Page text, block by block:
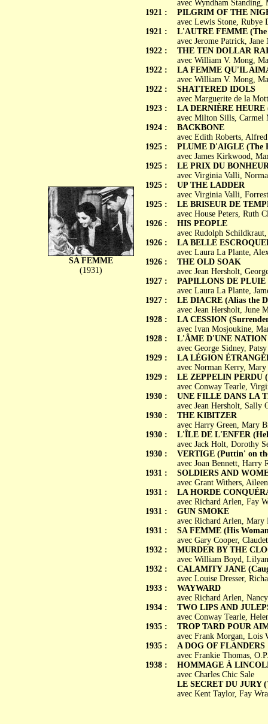
SA FEMME
(1931)
1921 :
1921 :
1922 :
1922 :
1922 :
1923 :
1924 :
1925 :
1925 :
1925 :
1925 :
1926 :
1926 :
1926 :
1927 :
1927 :
1928 :
1928 :
1929 :
1929 :
1930 :
1930 :
1930 :
1930 :
1931 :
1931 :
1931 :
1931 :
1932 :
1932 :
1933 :
1934 :
1935 :
1935 :
1938 :
avec Wyndham
PILGRIM OF THE
avec Lewis Stone,
L'AUTRE FEMME
avec Jerome Patrick,
THE TEN DOLLAR
avec William V. Mong,
LA FEMME QU'IL
avec William V. Mong,
SHATTERED IDOLS
avec Marguerite de la
LA DERNIÈRE HEURE
avec Milton Sills, Carmel
BACKBONE
avec Edith Roberts,
PLUME D'AIGLE (The
avec James Kirkwood,
LE PRIX DU
avec Virginia Valli,
UP THE LADDER
avec Virginia Valli,
LE BRISEUR DE
avec House Peters, Ruth
HIS PEOPLE
avec Rudolph
LA BELLE
avec Laura La Plante,
THE OLD SOAK
avec Jean Hersholt,
PAPILLONS DE
avec Laura La Plante,
LE DIACRE (Alias the
avec Jean Hersholt, June
LA CESSION
avec Ivan Mosjoukine,
L'ÂME D'UNE NATION
avec George Sidney,
LA LÉGION
avec Norman Kerry,
LE ZEPPELIN PERDU
avec Conway Tearle,
UNE FILLE DANS LA
avec Jean Hersholt,
THE KIBITZER
avec Harry Green, Mary
L'ÎLE DE L'ENFER
avec Jack Holt, Dorothy
VERTIGE (Puttin' on
avec Joan Bennett, Harry
SOLDIERS AND
avec Grant Withers,
LA HORDE
avec Richard Arlen, Fay
GUN SMOKE
avec Richard Arlen, Mary
SA FEMME (His
avec Gary Cooper,
MURDER BY THE
avec William Boyd,
CALAMITY JANE
avec Louise Dresser,
WAYWARD
avec Richard Arlen,
TWO LIPS AND
avec Conway Tearle,
TROP TARD POUR
avec Frank Morgan, Lois
A DOG OF FLANDERS
avec Frankie Thomas,
HOMMAGE À
avec Charles Chic Sale
LE SECRET DU JURY
avec Kent Taylor, Fay